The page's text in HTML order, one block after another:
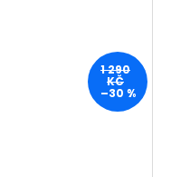
1 290
KČ
–30 %